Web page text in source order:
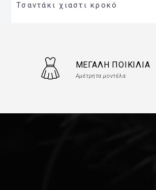
Τσαντάκι χιαστι κροκό
ΜΕΓΆΛΗ ΠΟΙΚΙΛΊΑ
Αμέτρητα μοντέλα